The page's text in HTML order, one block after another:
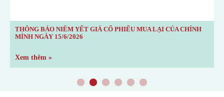
THÔNG BÁO NIÊM YẾT GIÁ CỔ PHIẾU MUA LẠI CỦA CHÍNH
MÌNH NGÀY 15/6/2026
Xem thêm »
1 2 3 4 5 6